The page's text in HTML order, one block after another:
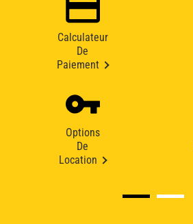
Calculateur
De
Paiement
Options
De
Location